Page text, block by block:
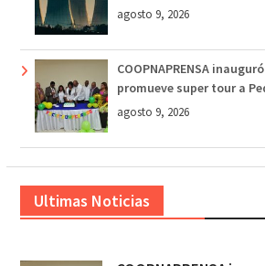
agosto 9, 2026
COOPNAPRENSA
promueve super tour a
agosto 9, 2026
Ultimas Noticias